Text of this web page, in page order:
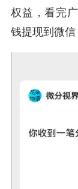
权益，看完
钱提现到微信